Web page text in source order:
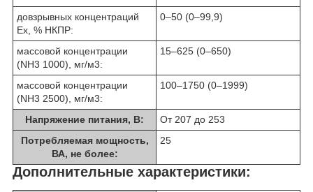
довзрывных концентраций
Ех, % НКПР:
0–50 (0–99,9)
массовой концентрации
(NH3 1000) мг/м3:
15–625 (0–650)
массовой концентрации
(NH3 2500) мг/м3:
100–1750 (0–1999)
Напряжение питания, В:
От 207 до 253
Потребляемая ­мощность,
ВА, не более:
25
Дополнительные характеристики: